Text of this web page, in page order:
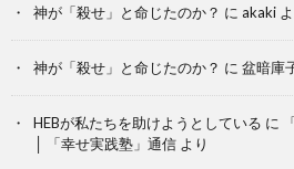
神が「殺せ」と命じたのか？ に akaki
神が「殺せ」と命じたのか？ に 盆暗庫
HEBが私たちを助けようとしている に
│ 「幸せ実践塾」通信 より